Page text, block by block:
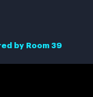
by Room 39